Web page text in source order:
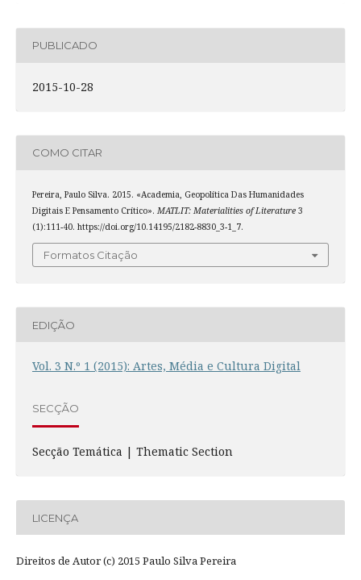
PUBLICADO
2015-10-28
COMO CITAR
Pereira, Paulo Silva. 2015. «Academia, Geopolítica Das Humanidades
Digitais E Pensamento Crítico». MATLIT: Materialities of Literature3
(1):111-40. https://doi.org/10.14195/2182-8830_3-1_7.
Formatos Citação
EDIÇÃO
Vol. 3 N.º 1 (2015): Artes, Média e Cultura Digital
SECÇÃO
Secção Temática | Thematic Section
LICENÇA
Direitos de Autor (c) 2015 Paulo Silva Pereira